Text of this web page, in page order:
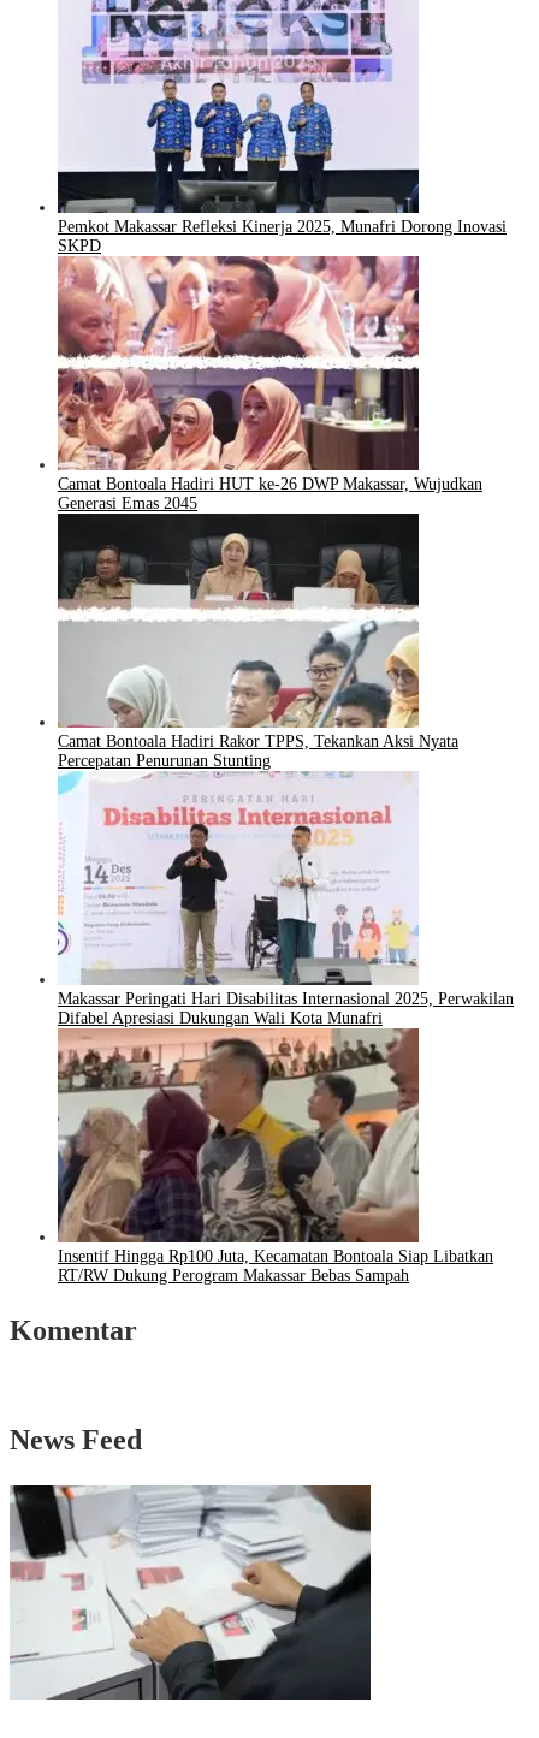
Pemkot Makassar Refleksi Kinerja 2025, Munafri Dorong Inovasi
SKPD
Camat Bontoala Hadiri HUT ke-26 DWP Makassar, Wujudkan
Generasi Emas 2045
Camat Bontoala Hadiri Rakor TPPS, Tekankan Aksi Nyata
Percepatan Penurunan Stunting
Makassar Peringati Hari Disabilitas Internasional 2025, Perwakilan
Difabel Apresiasi Dukungan Wali Kota Munafri
Insentif Hingga Rp100 Juta, Kecamatan Bontoala Siap Libatkan
RT/RW Dukung Perogram Makassar Bebas Sampah
Komentar
News Feed